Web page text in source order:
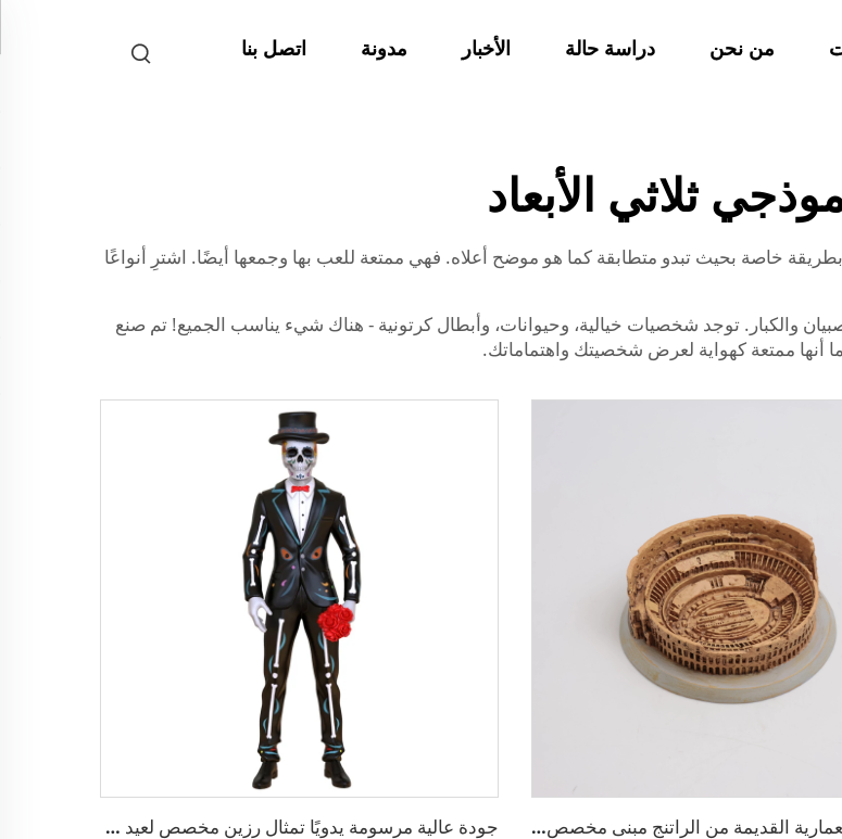
من نحن دراسة حالة الأخبار مدونة اتصل بنا
ثلاثي الأبعاد
خاصة بحيث تبدو متطابقة كما هو موضح أعلاه. فهي ممتعة للعب بها وجمعها أيضًا. اشترِ أنواعًا
والكبار. توجد شخصيات خيالية، وحيوانات، وأبطال كرتونية - هناك شيء يناسب الجميع! تم صنع
أنها ممتعة كهواية لعرض شخصيتك واهتماماتك.
الهندسة المعمارية القديمة من الراتنج مبنى مخصص لكولوسيوم جودة عالية مرسومة يدويًا تمثال رزين مخصص لعيد Todos los Santos زخرفة مكسيكية هيكل عظمي مخصص تمثال جمجمة رجل